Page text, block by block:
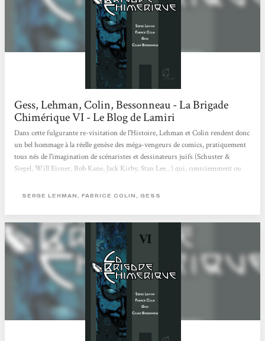
Gess, Lehman, Colin, Bessonneau - La Brigade
Chimérique VI - Le Blog de Lamiri
Dans cette fulgurante re-visitation de l'Histoire, Lehman et Colin rendent donc
un bel hommage à la réelle genèse des méga-vengeurs de comics, pratiquement
tous nés de l'imagination de scénaristes et dessinateurs juifs (Schuster &
Siegel, Will Eisner, Bob Kane, Jack Kirby, Stan Lee...) qui, consciemment ou
auteurs s'amusent à imiter des clichés du genre comme pour faire la transition
les armes à feu font des "Krak !" et des "Buda...
SERGE LEHMAN, FABRICE COLIN, GESS